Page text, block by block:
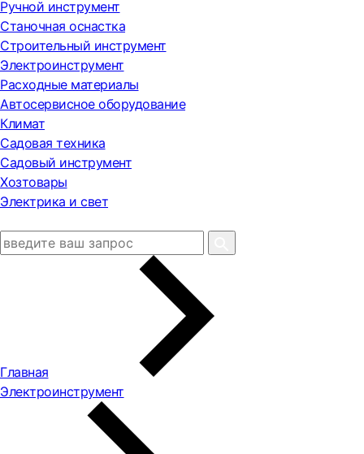
Ручной инструмент
Станочная оснастка
Строительный инструмент
Электроинструмент
Расходные материалы
Автосервисное оборудование
Климат
Садовая техника
Садовый инструмент
Хозтовары
Электрика и свет
Главная
Электроинструмент